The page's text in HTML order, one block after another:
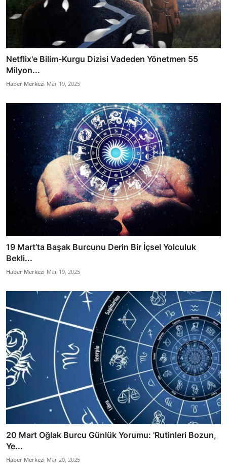
Netflix'e Bilim-Kurgu Dizisi Vadeden Yönetmen 55
Milyon...
Haber Merkezi Mar 19, 2025
19 Mart’ta Başak Burcunu Derin Bir İçsel Yolculuk
Bekli...
Haber Merkezi Mar 19, 2025
20 Mart Oğlak Burcu Günlük Yorumu: 'Rutinleri Bozun,
Ye...
Haber Merkezi Mar 20, 2025